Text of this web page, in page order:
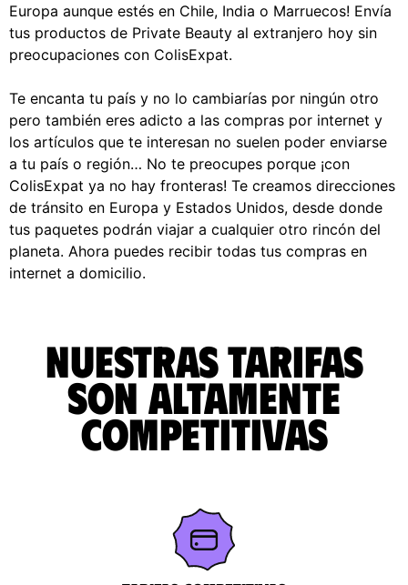
Europa aunque estés en Chile, India o Marruecos! Envía
tus productos de Private Beauty al extranjero hoy sin
preocupaciones con ColisExpat.
Te encanta tu país y no lo cambiarías por ningún otro
pero también eres adicto a las compras por internet y
los artículos que te interesan no suelen poder enviarse
a tu país o región… No te preocupes porque ¡con
ColisExpat ya no hay fronteras! Te creamos direcciones
de tránsito en Europa y Estados Unidos, desde donde
tus paquetes podrán viajar a cualquier otro rincón del
planeta. Ahora puedes recibir todas tus compras en
internet a domicilio.
Nuestras tarifas
son altamente
competitivas